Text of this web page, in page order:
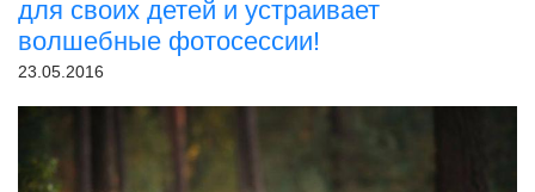
для своих детей и устраивает
волшебные фотосессии!
23.05.2016